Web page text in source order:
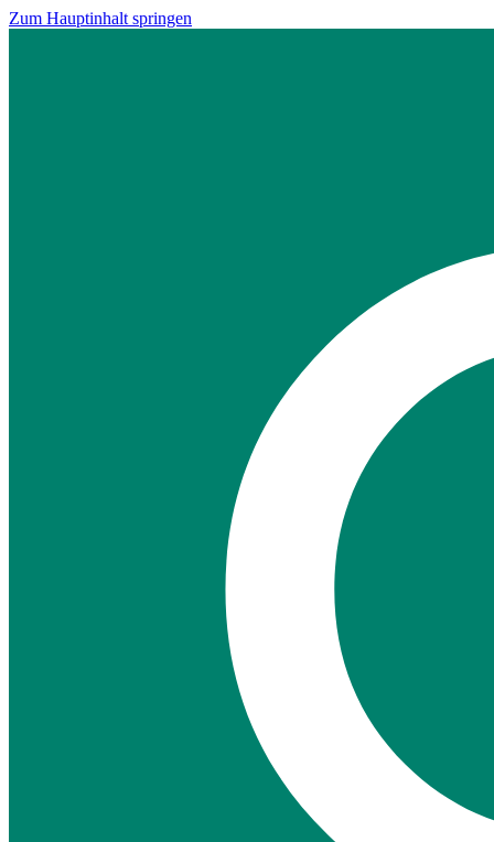
Zum Hauptinhalt springen